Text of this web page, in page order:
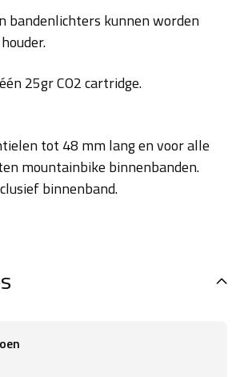
bandenlichters kunnen worden
25gr CO2 cartridge.
tot 48 mm lang en voor alle
mountainbike binnenbanden.
binnenband.